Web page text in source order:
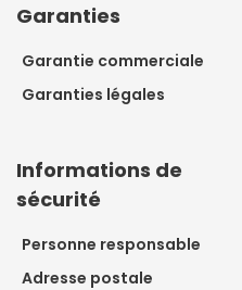
Garanties
Garantie commerciale
Garanties légales
Informations de
sécurité
Personne responsable
Adresse postale